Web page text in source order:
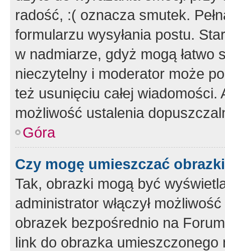
radość, :( oznacza smutek.
formularzu wysyłania postu.
w nadmiarze, gdyż mogą
nieczytelny i moderator może
też usunięciu całej
możliwość ustalenia
Góra
Czy mogę umieszczać
Tak, obrazki mogą być
administrator włączył
obrazek bezpośrednio na
link do obrazka